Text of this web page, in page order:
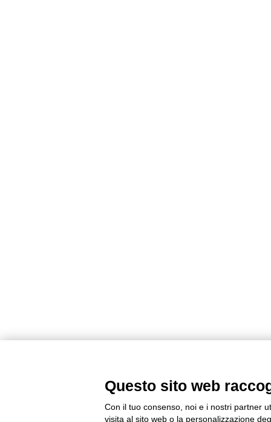
Questo sito web
Con il tuo consenso, noi e i nostri partner
visita al sito web o la personalizzazione